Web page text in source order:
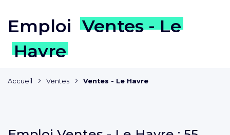
Emploi Ventes - Le
Havre
Accueil Ventes Ventes - Le Havre